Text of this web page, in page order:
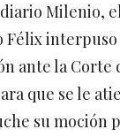
Milenio,
interpuso
ante la Corte
que se le
su moción